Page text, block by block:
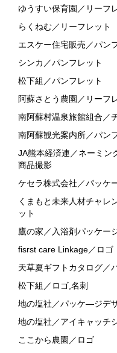
ゆうすい保育園／リーフ
らくねむ／リーフレット
エスケー住宅販売／パン
シンカ／パンフレット
松下組／パンフレット
阿蘇さとう農園／リーフ
南阿蘇村温泉旅館組合／
南阿蘇観光案内所／パン
JA熊本経済連／ネーミン
商品撮影
ケセラ株式会社／パッケ
くまもと未来人材チャレ
ット
鷹の家／入浴剤パッケー
fisrst care Linkage／ロゴ
天草夏ギフトカタログ／
松下組／ロゴ,名刺
地の塩社／パッケ―ジデ
地の塩社／アイキャッチ
ここから農園／ロゴ